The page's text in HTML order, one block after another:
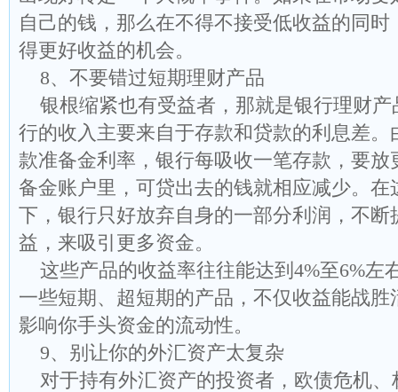
自己的钱，那么在不得不接受低收益的同
得更好收益的机会。
8、不要错过短期理财产品
银根缩紧也有受益者，那就是银行理财产
行的收入主要来自于存款和贷款的利息差。
款准备金利率，银行每吸收一笔存款，要放
备金账户里，可贷出去的钱就相应减少。在
下，银行只好放弃自身的一部分利润，不断
益，来吸引更多资金。
这些产品的收益率往往能达到4%至6%左
一些短期、超短期的产品，不仅收益能战胜
影响你手头资金的流动性。
9、别让你的外汇资产太复杂
对于持有外汇资产的投资者，欧债危机、